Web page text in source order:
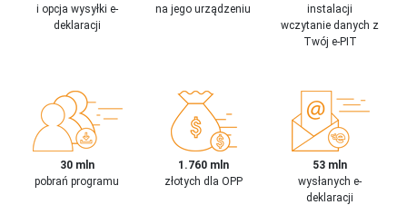
i opcja wysyłki e-
deklaracji
na jego urządzeniu
instalacji
wczytanie danych z
Twój e-PIT
30 mln
pobrań programu
1.760 mln
złotych dla OPP
53 mln
wysłanych e-
deklaracji